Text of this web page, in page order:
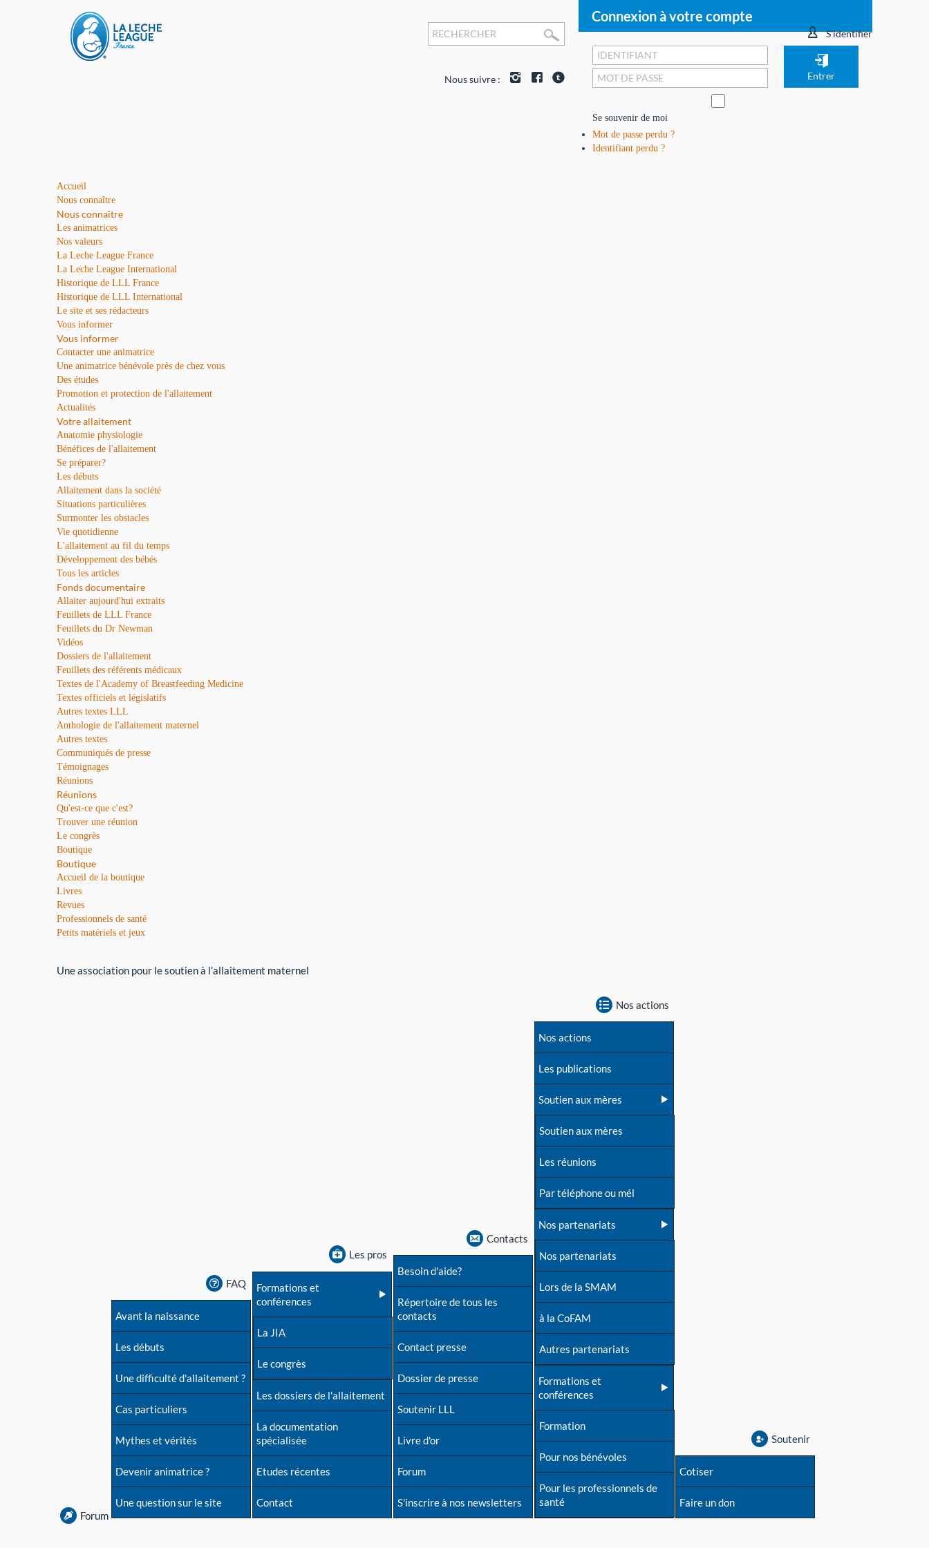
S'identifier
Connexion à votre compte
Se souvenir de moi
Mot de passe perdu ?
Identifiant perdu ?
Nous suivre :
Accueil
Nous connaître
Nous connaître
Les animatrices
Nos valeurs
La Leche League France
La Leche League International
Historique de LLL France
Historique de LLL International
Le site et ses rédacteurs
Vous informer
Vous informer
Contacter une animatrice
Une animatrice bénévole près de chez vous
Des études
Promotion et protection de l'allaitement
Actualités
Votre allaitement
Anatomie physiologie
Bénéfices de l'allaitement
Se préparer?
Les débuts
Allaitement dans la société
Situations particulières
Surmonter les obstacles
Vie quotidienne
L'allaitement au fil du temps
Développement des bébés
Tous les articles
Fonds documentaire
Allaiter aujourd'hui extraits
Feuillets de LLL France
Feuillets du Dr Newman
Vidéos
Dossiers de l'allaitement
Feuillets des référents médicaux
Textes de l'Academy of Breastfeeding Medicine
Textes officiels et législatifs
Autres textes LLL
Anthologie de l'allaitement maternel
Autres textes
Communiqués de presse
Témoignages
Réunions
Réunions
Qu'est-ce que c'est?
Trouver une réunion
Le congrès
Boutique
Boutique
Accueil de la boutique
Livres
Revues
Professionnels de santé
Petits matériels et jeux
Une association pour le soutien à l’allaitement maternel
Forum
FAQ
Avant la naissance
Les débuts
Une difficulté d'allaitement ?
Cas particuliers
Mythes et vérités
Devenir animatrice ?
Une question sur le site
Les pros
Formations et
conférences
La JIA
Le congrès
Les dossiers de l'allaitement
La documentation
spécialisée
Etudes récentes
Contact
Contacts
Besoin d'aide?
Répertoire de tous les
contacts
Contact presse
Dossier de presse
Soutenir LLL
Livre d'or
Forum
S'inscrire à nos newsletters
Nos actions
Nos actions
Les publications
Soutien aux mères
Soutien aux mères
Les réunions
Par téléphone ou mél
Nos partenariats
Nos partenariats
Lors de la SMAM
à la CoFAM
Autres partenariats
Formations et
conférences
Formation
Pour nos bénévoles
Pour les professionnels de
santé
Soutenir
Cotiser
Faire un don